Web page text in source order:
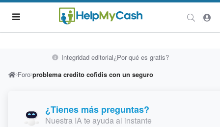
Integridad editorial¿Por qué es gratis?
Foro problema credito cofidis con un seguro
¿Tienes más preguntas?
Nuestra IA te ayuda al instante